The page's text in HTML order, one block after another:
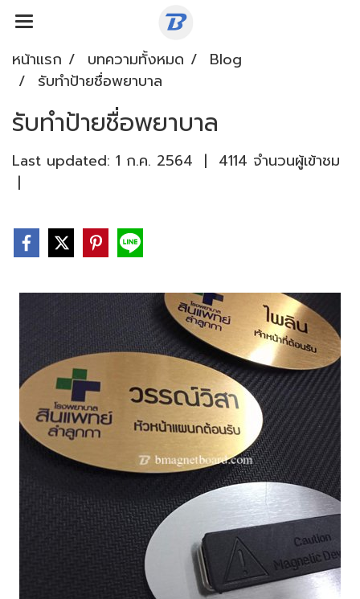
หน้าแรก บทความทั้งหมด
Blog
รับทำป้ายชื่อพยาบาล
รับทำป้ายชื่อพยาบาล
Last updated: 1 ก.ค. 2564 | 4114 จำนวนผู้เข้าชม
|